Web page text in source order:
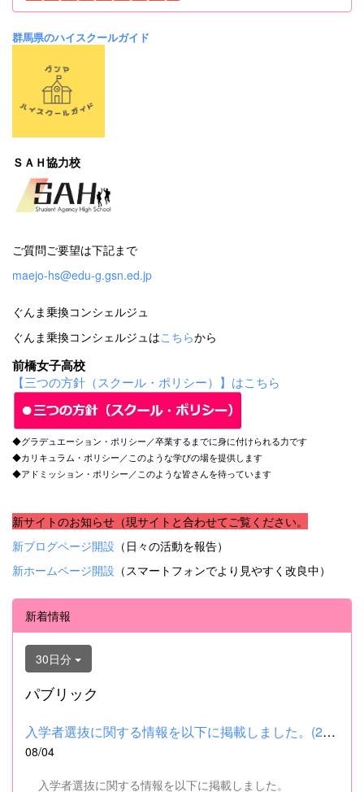
群馬県のハイスクールガイド
ＳＡＨ協力校
ご質問ご要望は下記まで
maejo-hs@edu-g.gsn.ed.jp
ぐんま乗換コンシェルジュ
ぐんま乗換コンシェルジュはこちらから
前橋女子高校
【三つの方針（スクール・ポリシー）】はこちら
◆グラデュエーション・ポリシー／卒業するまでに身に付けられる力です
◆カリキュラム・ポリシー／このような学びの場を提供します
◆アドミッション・ポリシー／このような皆さんを待っています
新サイトのお知らせ（現サイトと合わせてご覧ください。
新ブログページ開設 （日々の活動を報告）
新ホームページ開設 （スマートフォンでより見やすく改良中）
新着情報
30日分
パブリック
入学者選抜に関する情報を以下に掲載しました。(2026.8.4) ■令和...
08/04
入学者選抜に関する情報を以下に掲載しました。